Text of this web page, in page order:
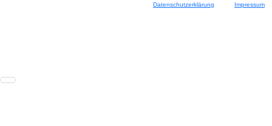
Datenschutzerklärung
Impressum